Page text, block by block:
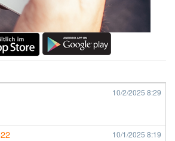
10/2/2025 8:29
10/1/2025 8:19